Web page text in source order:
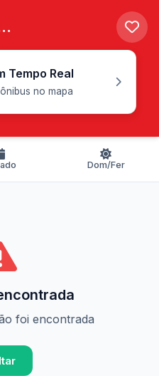
Tempo Real
no mapa
Dom/Fer
foi encontrada